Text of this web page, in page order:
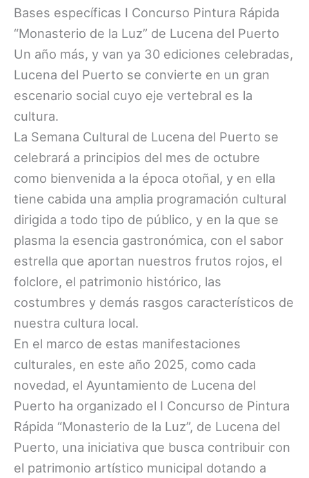
Bases específicas I Concurso Pintura Rápida
“Monasterio de la Luz” de Lucena del Puerto
Un año más, y van ya 30 ediciones celebradas,
Lucena del Puerto se convierte en un gran
escenario social cuyo eje vertebral es la
cultura.
La Semana Cultural de Lucena del Puerto se
celebrará a principios del mes de octubre
como bienvenida a la época otoñal, y en ella
tiene cabida una amplia programación cultural
dirigida a todo tipo de público, y en la que se
plasma la esencia gastronómica, con el sabor
estrella que aportan nuestros frutos rojos, el
folclore, el patrimonio histórico, las
costumbres y demás rasgos característicos de
nuestra cultura local.
En el marco de estas manifestaciones
culturales, en este año 2025, como cada
novedad, el Ayuntamiento de Lucena del
Puerto ha organizado el I Concurso de Pintura
Rápida “Monasterio de la Luz”, de Lucena del
Puerto, una iniciativa que busca contribuir con
el patrimonio artístico municipal dotando a